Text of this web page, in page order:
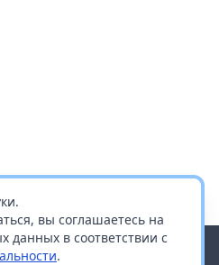
вы соглашаетесь на
данных в соответствии с
.